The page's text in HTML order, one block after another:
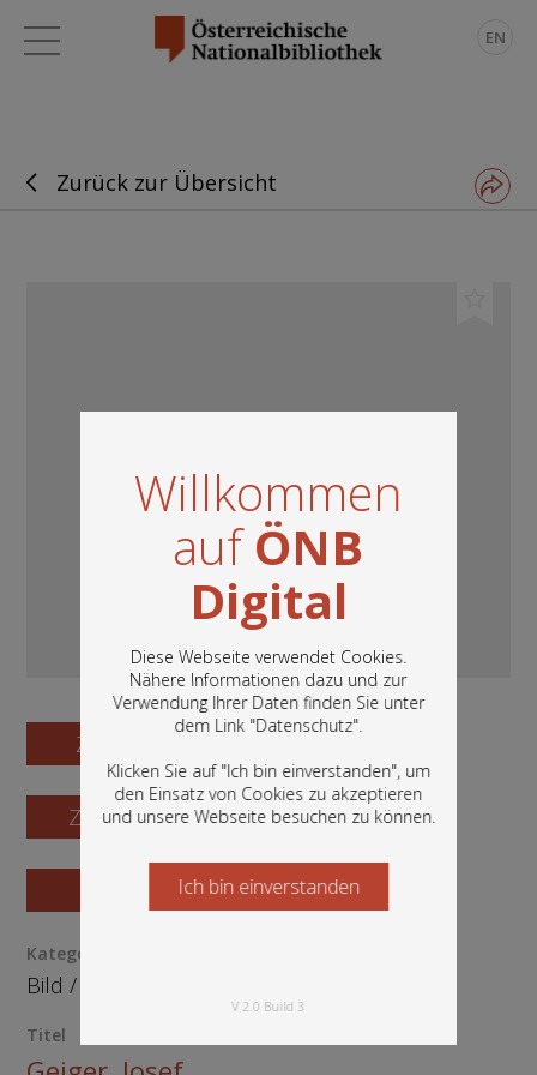
Willkommen
aufÖNB
Digital
Diese Webseite verwendet Cookies.
Nähere Informationen dazu und zur
Verwendung Ihrer Daten finden Sie unter
dem Link "Datenschutz".
Klicken Sie auf "Ich bin einverstanden", um
den Einsatz von Cookies zu akzeptieren
und unsere Webseite besuchen zu können.
In diesem Portal finden Sie die digitalen
Bestände der Österreichischen
Nationalbibliothek: Bücher, Fotografien,
Grafiken und vieles mehr.
Ich bin einverstanden
Starten Sie jetzt
V 2.0 Build 3
EN
Zurück zur Übersicht
Zum Digitalisat
Zum Katalogisat
Zur Vorschau
Kategorie / Medientyp
Bild/
Titel